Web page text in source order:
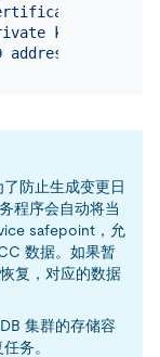
path for
key path for
防止生成变更日
程序会自动将当
safepoint，允
数据。如果暂
复，对应的数据
集群的存储容
务。